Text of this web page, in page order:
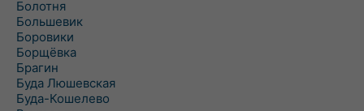
Болотня
Большевик
Боровики
Борщёвка
Брагин
Буда Люшевская
Буда-Кошелево